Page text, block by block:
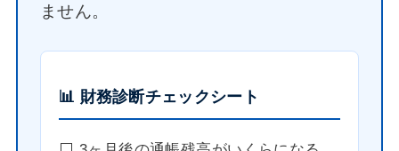
ません。
📊 財務診断チェックシート